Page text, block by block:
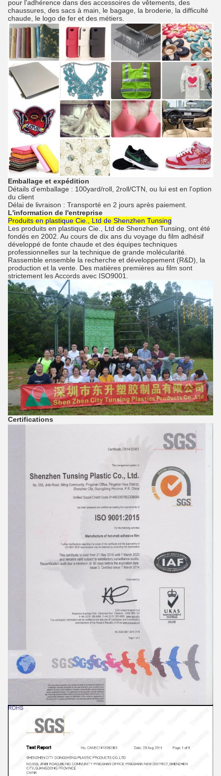
pour l'adhérence dans des accessoires de vêtements, des
chaussures, des sacs à main, le bagage, la broderie, la difficulté
chaude, le logo de fer et des métiers.
Emballage et expédition
Détails d'emballage : 100yard/roll, 2roll/CTN, ou lui est en l'option
du client
Délai de livraison : Transporté en 2 jours après paiement.
L'information de l'entreprise
Produits en plastique Cie., Ltd de Shenzhen Tunsing
Les produits en plastique Cie., Ltd de Shenzhen Tunsing , ont été
fondés en 2002. Au cours de dix ans du voyage du film adhésif
développé de fonte chaude et des équipes techniques
professionnelles sur la technique de grande molécularité.
Rassemble ensemble la recherche et développement (R&D), la
production et la vente. Des matières premières au film sont
strictement les Accords avec ISO9001.
Certifications